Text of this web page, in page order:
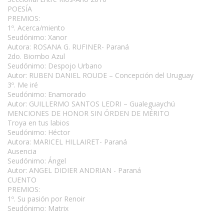
POESÍA
PREMIOS:
1º. Acerca/miento
Seudónimo: Xanor
Autora: ROSANA G. RUFINER- Paraná
2do. Biombo Azul
Seudónimo: Despojo Urbano
Autor: RUBEN DANIEL ROUDE – Concepción del Uruguay
3º. Me iré
Seudónimo: Enamorado
Autor: GUILLERMO SANTOS LEDRI – Gualeguaychú
MENCIONES DE HONOR SIN ÓRDEN DE MÉRITO
Troya en tus labios
Seudónimo: Héctor
Autora: MARICEL HILLAIRET- Paraná
Ausencia
Seudónimo: Ángel
Autor: ANGEL DIDIER ANDRIAN - Paraná
CUENTO
PREMIOS:
1º. Su pasión por Renoir
Seudónimo: Matrix